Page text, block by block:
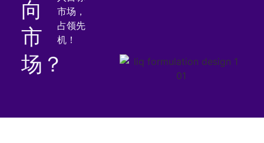
向
市
场？
市场，
占领先
机！